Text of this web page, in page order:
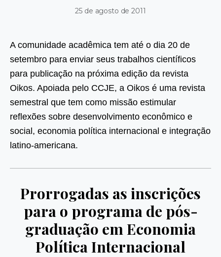
25 de agosto de 2011
A comunidade acadêmica tem até o dia 20 de
setembro para enviar seus trabalhos científicos
para publicação na próxima edição da revista
Oikos. Apoiada pelo CCJE, a Oikos é uma revista
semestral que tem como missão estimular
reflexões sobre desenvolvimento econômico e
social, economia política internacional e integração
latino-americana.
Prorrogadas as inscrições
para o programa de pós-
graduação em Economia
Política Internacional